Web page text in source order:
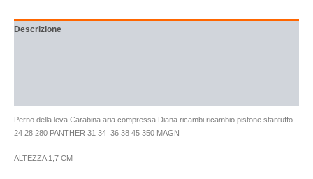
Descrizione
Perno della leva Carabina aria compressa Diana ricambi ricambio pistone stantuffo
24 28 280 PANTHER 31 34 36 38 45 350 MAGN
ALTEZZA 1,7 CM